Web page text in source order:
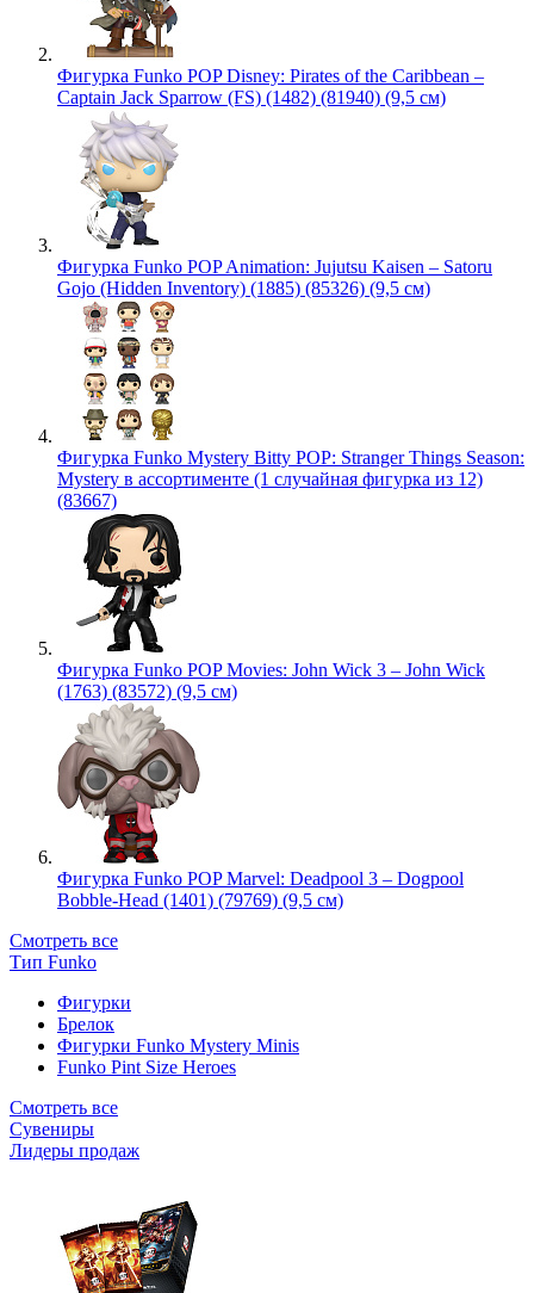
Фигурка Funko POP Disney: Pirates of the Caribbean –
Captain Jack Sparrow (FS) (1482) (81940) (9,5 см)
Фигурка Funko POP Animation: Jujutsu Kaisen – Satoru
Gojo (Hidden Inventory) (1885) (85326) (9,5 см)
Фигурка Funko Mystery Bitty POP: Stranger Things Season:
Mystery в ассортименте (1 случайная фигурка из 12)
(83667)
Фигурка Funko POP Movies: John Wick 3 – John Wick
(1763) (83572) (9,5 см)
Фигурка Funko POP Marvel: Deadpool 3 – Dogpool
Bobble-Head (1401) (79769) (9,5 см)
Смотреть все
Тип Funko
Фигурки
Брелок
Фигурки Funko Mystery Minis
Funko Pint Size Heroes
Смотреть все
Сувениры
Лидеры продаж